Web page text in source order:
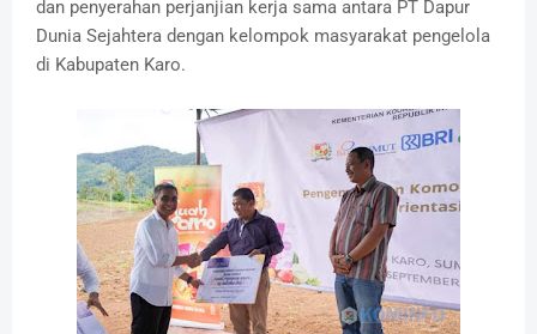
dan penyerahan perjanjian kerja sama antara PT Dapur
Dunia Sejahtera dengan kelompok masyarakat pengelola
di Kabupaten Karo.